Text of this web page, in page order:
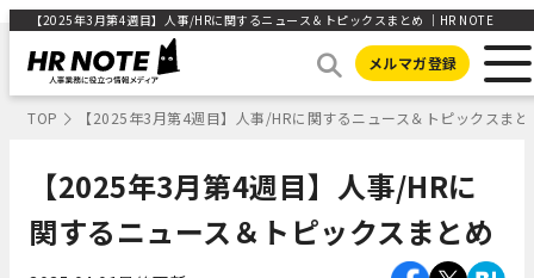
【2025年3月第4週目】人事/HRに関するニュース＆トピックスまとめ ｜HR NOTE
メルマガ登録
TOP 【2025年3月第4週目】人事/HRに関するニュース＆トピックスまと
【2025年3月第4週目】人事/HRに
関するニュース＆トピックスまとめ